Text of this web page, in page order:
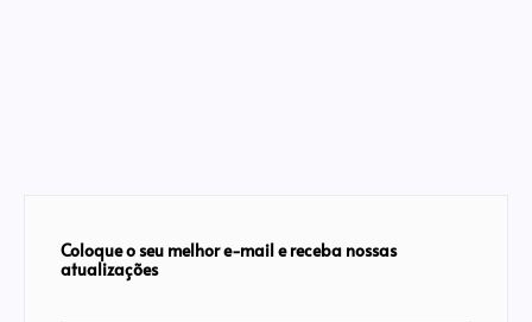
Coloque o seu melhor e-mail e receba nossas
atualizações